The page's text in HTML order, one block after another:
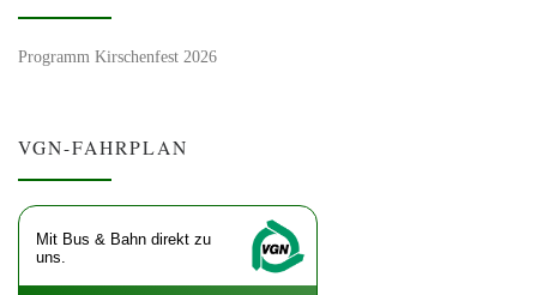
Programm Kirschenfest 2026
VGN-FAHRPLAN
Mit Bus & Bahn direkt zu
uns.